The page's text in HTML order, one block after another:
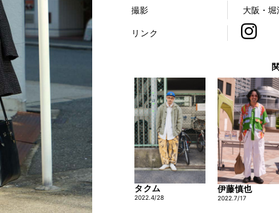
撮影 大阪・堀
リンク
タクム
2022.4/28
伊藤慎也
2022.7/17